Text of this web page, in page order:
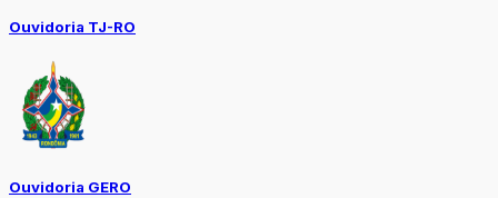
Ouvidoria TJ-RO
Ouvidoria GERO